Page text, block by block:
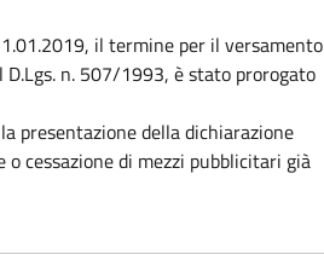
il termine per il versamento
D.Lgs. n. 507/1993, è stato prorogato
presentazione della dichiarazione
cessazione di mezzi pubblicitari già